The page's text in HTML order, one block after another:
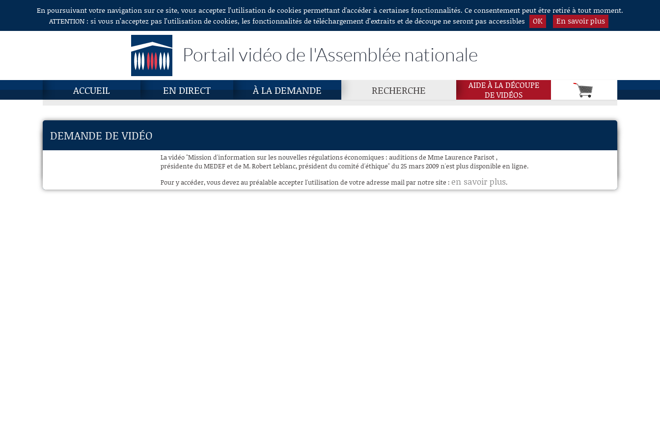
Aller au contenuEn poursuivant votre navigation sur ce site, vous acceptez l’utilisation de cookies permettant d'accéder à certaines fonctionnalités. Ce consentement peut être retiré à tout moment.
ATTENTION : si vous n’acceptez pas l’utilisation de cookies, les fonctionnalités de téléchargement d’extraits et de découpe ne seront pas accessibles
OK En savoir plus
Portail vidéo de l'Assemblée nationale
ACCUEIL EN DIRECT À LA DEMANDE RECHERCHE
AIDE À LA DÉCOUPE
DE VIDÉOS
DEMANDE DE VIDÉO
La vidéo "Mission d'information sur les nouvelles régulations économiques : auditions de Mme Laurence Parisot ,
présidente du MEDEF et de M. Robert Leblanc, président du comité d'éthique" du 25 mars 2009 n'est plus disponible en ligne.
Pour y accéder, vous devez au préalable accepter l'utilisation de votre adresse mail par notre site : en savoir plus.